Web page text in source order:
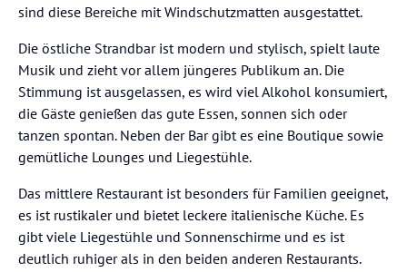
sind diese Bereiche mit Windschutzmatten ausgestattet.
Die östliche Strandbar ist modern und stylisch, spielt laute
Musik und zieht vor allem jüngeres Publikum an. Die
Stimmung ist ausgelassen, es wird viel Alkohol konsumiert,
die Gäste genießen das gute Essen, sonnen sich oder
tanzen spontan. Neben der Bar gibt es eine Boutique sowie
gemütliche Lounges und Liegestühle.
Das mittlere Restaurant ist besonders für Familien geeignet,
es ist rustikaler und bietet leckere italienische Küche. Es
gibt viele Liegestühle und Sonnenschirme und es ist
deutlich ruhiger als in den beiden anderen Restaurants.